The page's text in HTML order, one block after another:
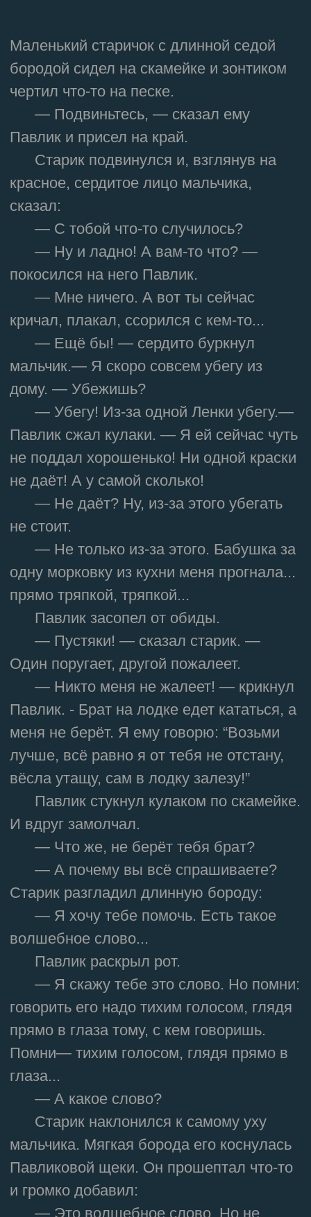
Маленький старичок с длинной седой
бородой сидел на скамейке и зонтиком
чертил что-то на песке.
— Подвиньтесь, — сказал ему
Павлик и присел на край.
Старик подвинулся и, взглянув на
красное, сердитое лицо мальчика,
сказал:
— С тобой что-то случилось?
— Ну и ладно! А вам-то что? —
покосился на него Павлик.
— Мне ничего. А вот ты сейчас
кричал, плакал, ссорился с кем-то...
— Ещё бы! — сердито буркнул
мальчик.— Я скоро совсем убегу из
дому. — Убежишь?
— Убегу! Из-за одной Ленки убегу.—
Павлик сжал кулаки. — Я ей сейчас чуть
не поддал хорошенько! Ни одной краски
не даёт! А у самой сколько!
— Не даёт? Ну, из-за этого убегать
не стоит.
— Не только из-за этого. Бабушка за
одну морковку из кухни меня прогнала...
прямо тряпкой, тряпкой...
Павлик засопел от обиды.
— Пустяки! — сказал старик. —
Один поругает, другой пожалеет.
— Никто меня не жалеет! — крикнул
Павлик. - Брат на лодке едет кататься, а
меня не берёт. Я ему говорю: “Возьми
лучше, всё равно я от тебя не отстану,
вёсла утащу, сам в лодку залезу!”
Павлик стукнул кулаком по скамейке.
И вдруг замолчал.
— Что же, не берёт тебя брат?
— А почему вы всё спрашиваете?
Старик разгладил длинную бороду:
— Я хочу тебе помочь. Есть такое
волшебное слово...
Павлик раскрыл рот.
— Я скажу тебе это слово. Но помни:
говорить его надо тихим голосом, глядя
прямо в глаза тому, с кем говоришь.
Помни— тихим голосом, глядя прямо в
глаза...
— А какое слово?
Старик наклонился к самому уху
мальчика. Мягкая борода его коснулась
Павликовой щеки. Он прошептал что-то
и громко добавил:
— Это волшебное слово. Но не